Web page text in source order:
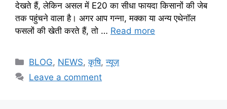
देखते हैं, लेकिन असल में E20 का सीधा फायदा किसानों की जेब
तक पहुंचने वाला है। अगर आप गन्ना, मक्का या अन्य एथेनॉल
फसलों की खेती करते हैं, तो … Read more
BLOG, NEWS,कृषि,न्यूज़
Leave a comment